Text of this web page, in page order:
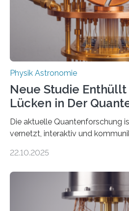
gefunden. Kurz darauf konnte
Thorium tatsächlich nutzen
Physik Astronomie
Neue Studie
Lücken in Der
Die aktuelle Quantenforschung
vernetzt, interaktiv und
oft von Autor*innen, die eng
werden schnell weiterentwickelt.
der Forschung der
22.10.2025